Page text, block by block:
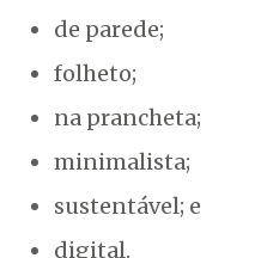
de parede;
folheto;
na prancheta;
minimalista;
sustentável; e
digital.